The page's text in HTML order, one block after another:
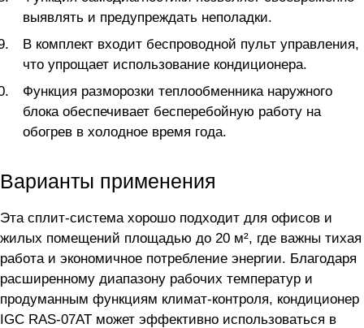
выявлять и предупреждать неполадки.
В комплект входит беспроводной пульт управления,
что упрощает использование кондиционера.
Функция разморозки теплообменника наружного
блока обеспечивает бесперебойную работу на
обогрев в холодное время года.
Варианты применения
Эта сплит-система хорошо подходит для офисов и
жилых помещений площадью до 20 м², где важны тихая
работа и экономичное потребление энергии. Благодаря
расширенному диапазону рабочих температур и
продуманным функциям климат-контроля, кондиционер
IGC RAS-07АТ может эффективно использоваться в